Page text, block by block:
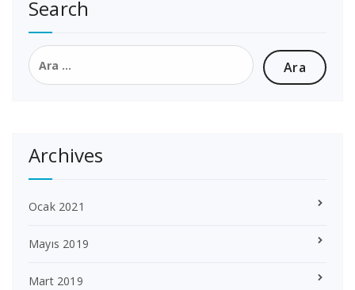
Search
Arama:
Archives
Ocak 2021
Mayıs 2019
Mart 2019